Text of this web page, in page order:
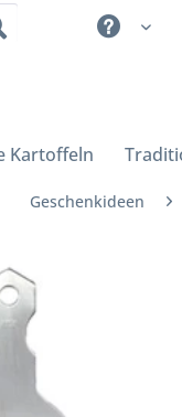
Kartoffeln
Geschenkideen